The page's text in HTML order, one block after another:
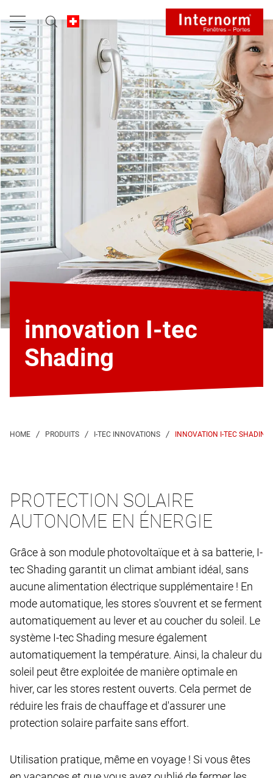
innovation I-tec
Shading
INNOVATION I-TEC SHADING
PROTECTION SOLAIRE
AUTONOME EN ÉNERGIE
Grâce à son module photovoltaïque et à sa batterie, I-
tec Shading garantit un climat ambiant idéal, sans
aucune alimentation électrique supplémentaire ! En
mode automatique, les stores s'ouvrent et se ferment
automatiquement au lever et au coucher du soleil. Le
système I-tec Shading mesure également
automatiquement la température. Ainsi, la chaleur du
soleil peut être exploitée de manière optimale en
hiver, car les stores restent ouverts. Cela permet de
réduire les frais de chauffage et d'assurer une
protection solaire parfaite sans effort.
Utilisation pratique, même en voyage ! Si vous êtes